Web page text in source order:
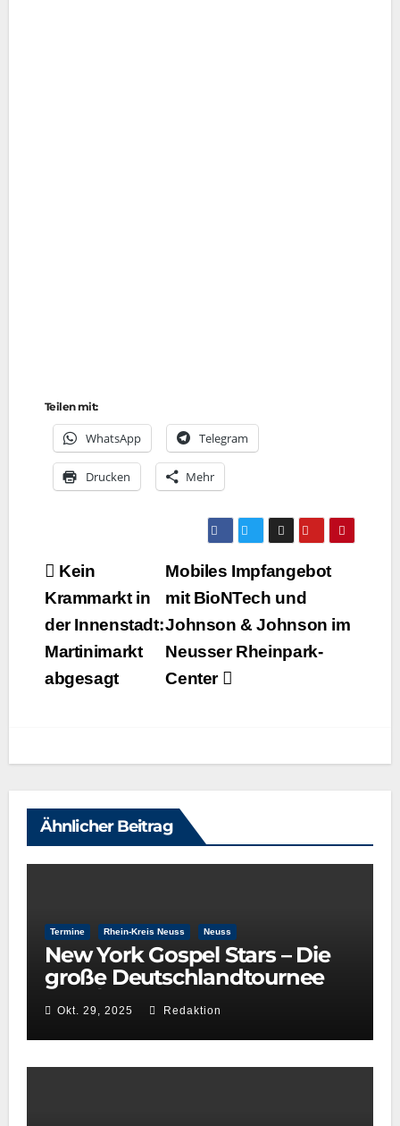
Teilen mit:
Whats­App Tele­gram
Dru­cken Mehr
Beitragsnavigation
Mobiles Impfangebot
mit BioNTech und
Johnson & Johnson im
Neusser Rheinpark-
Center
Kein
Krammarkt in
der Innenstadt:
Martinimarkt
abgesagt
Ähnlicher Beitrag
Termine Rhein-Kreis Neuss Neuss
New York Gospel Stars – Die
große Deutschlandtournee
2025/26
Okt. 29, 2025 Redaktion